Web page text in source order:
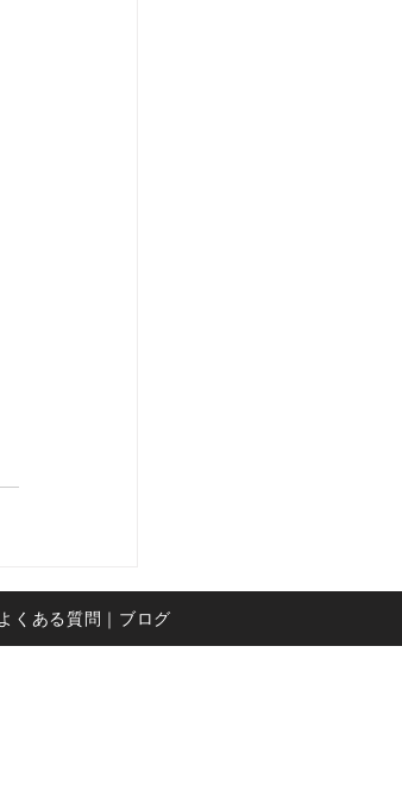
くある質問 ｜ブログ